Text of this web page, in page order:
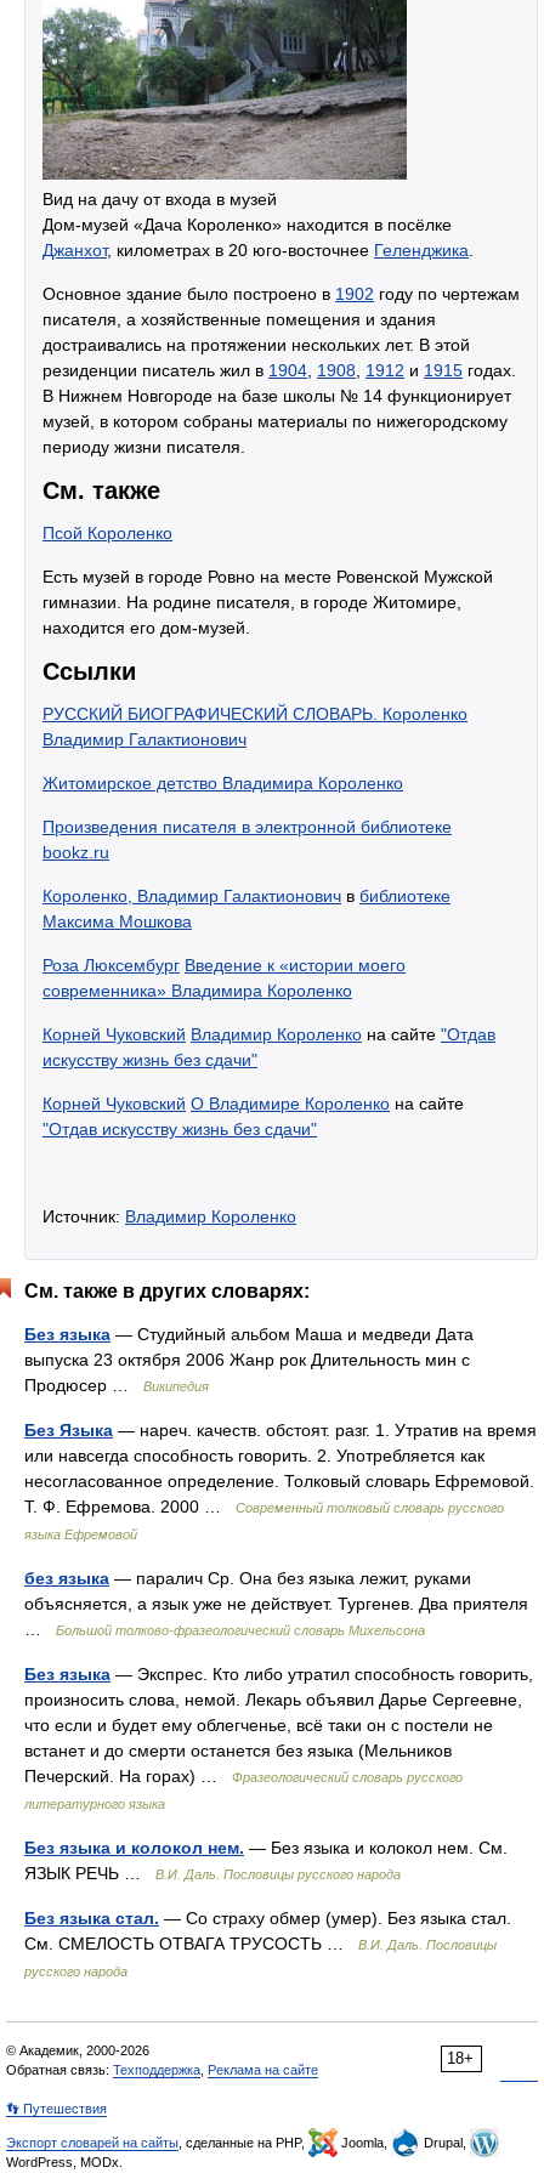
Вид на дачу от входа в музей
Дом-музей «Дача Короленко» находится в посёлке
Джанхот, километрах в 20 юго-восточнее Геленджика
Основное здание было построено в 1902 году по чертежам
писателя, а хозяйственные помещения и здания
достраивались на протяжении нескольких лет. В этой
резиденции писатель жил в 1904 1908 1912 и 1915 годах.
В Нижнем Новгороде на базе школы № 14 функционирует
музей, в котором собраны материалы по нижегородскому
периоду жизни писателя.
См. также
Псой Короленко
Есть музей в городе Ровно на месте Ровенской Мужской
гимназии. На родине писателя, в городе Житомире,
находится его дом-музей.
Ссылки
РУССКИЙ БИОГРАФИЧЕСКИЙ СЛОВАРЬ. Короленко
Владимир Галактионович
Житомирское детство Владимира Короленко
Произведения писателя в электронной библиотеке
bookz.ru
Короленко, Владимир Галактионович в библиотеке
Максима Мошкова
Роза Люксембург Введение к «истории моего
современника» Владимира Короленко
Корней Чуковский Владимир Короленко на сайте "Отдав
искусству жизнь без сдачи"
Корней Чуковский О Владимире Короленко на сайте
"Отдав искусству жизнь без сдачи"
Источник: Владимир Короленко
См. также в других словарях:
Без языка — Студийный альбом Маша и медведи Дата
выпуска 23 октября 2006 Жанр рок Длительность мин с
Продюсер …
Википедия
Без Языка — нареч. качеств. обстоят. разг. 1. Утратив на время
или навсегда способность говорить. 2. Употребляется как
несогласованное определение. Толковый словарь Ефремовой.
Т. Ф. Ефремова. 2000 …
Современный толковый словарь русского
языка Ефремовой
без языка — паралич Ср. Она без языка лежит, руками
объясняется, а язык уже не действует. Тургенев. Два приятеля
Большой толково-фразеологический словарь Михельсона
Без языка — Экспрес. Кто либо утратил способность говорить,
произносить слова, немой. Лекарь объявил Дарье Сергеевне,
что если и будет ему облегченье, всё таки он с постели не
встанет и до смерти останется без языка (Мельников
Печерский. На горах) …
Фразеологический словарь русского
литературного языка
Без языка и колокол нем. — Без языка и колокол нем. См.
ЯЗЫК РЕЧЬ …
В.И. Даль. Пословицы русского народа
Без языка стал. — Со страху обмер (умер). Без языка стал.
См. СМЕЛОСТЬ ОТВАГА ТРУСОСТЬ …
В.И. Даль. Пословицы
русского народа
18+
© Академик, 2000-2026
Обратная связь: Техподдержка Реклама на сайте
👣 Путешествия
Экспорт словарей на сайты , сделанные на PHP, Joomla,
Drupal,
WordPress, MODx.